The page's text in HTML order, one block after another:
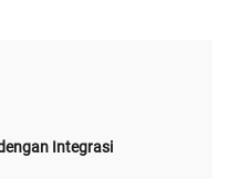
Integrasi